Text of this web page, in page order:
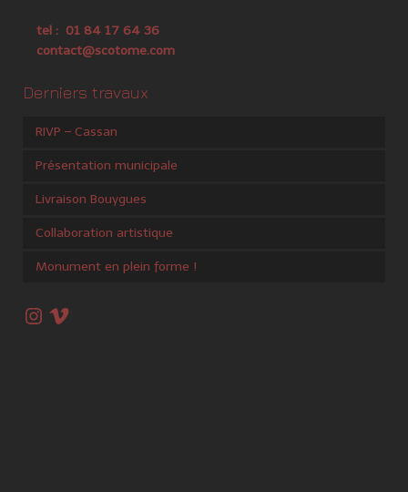
tel : 01 84 17 64 36
contact@scotome.com
Derniers travaux
RIVP – Cassan
Présentation municipale
Livraison Bouygues
Collaboration artistique
Monument en plein forme !
Instagram
Vimeo